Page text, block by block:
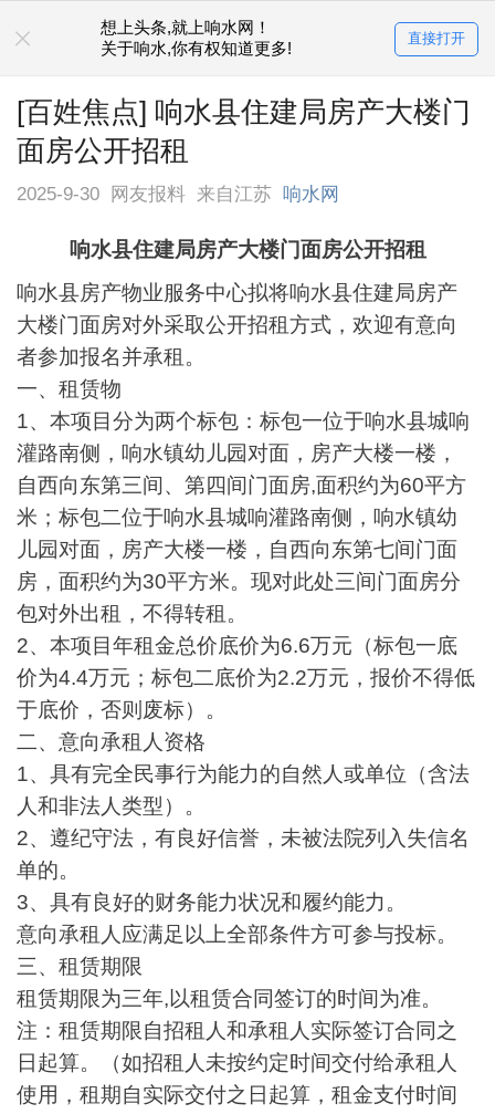
想上头条,就上响水网！
关于响水,你有权知道更多!
直接打开
[百姓焦点] 响水县住建局房产大楼门
面房公开招租
2025-9-30 网友报料 来自江苏 响水网
响水县住建局房产大楼门面房公开招租
响水县房产物业服务中心拟将响水县住建局房产
大楼门面房对外采取公开招租方式，欢迎有意向
者参加报名并承租。
一、租赁物
1、本项目分为两个标包：标包一位于响水县城响
灌路南侧，响水镇幼儿园对面，房产大楼一楼，
自西向东第三间、第四间门面房,面积约为60平方
米；标包二位于响水县城响灌路南侧，响水镇幼
儿园对面，房产大楼一楼，自西向东第七间门面
房，面积约为30平方米。现对此处三间门面房分
包对外出租，不得转租。
2、本项目年租金总价底价为6.6万元（标包一底
价为4.4万元；标包二底价为2.2万元，报价不得低
于底价，否则废标）。
二、意向承租人资格
1、具有完全民事行为能力的自然人或单位（含法
人和非法人类型）。
2、遵纪守法，有良好信誉，未被法院列入失信名
单的。
3、具有良好的财务能力状况和履约能力。
意向承租人应满足以上全部条件方可参与投标。
三、租赁期限
租赁期限为三年,以租赁合同签订的时间为准。
注：租赁期限自招租人和承租人实际签订合同之
日起算。（如招租人未按约定时间交付给承租人
使用，租期自实际交付之日起算，租金支付时间